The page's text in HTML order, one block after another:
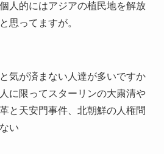
人的にはアジアの植民地を解放
思ってますが。
気が済まない人達が多いですか
に限ってスターリンの大粛清や
と天安門事件、北朝鮮の人権問
い